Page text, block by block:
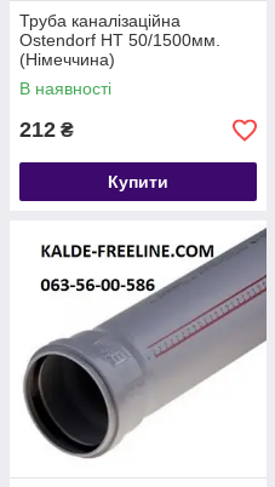
Труба каналізаційна
Ostendorf HT 50/1500мм.
(Німеччина)
В наявності
212 ₴
Купити